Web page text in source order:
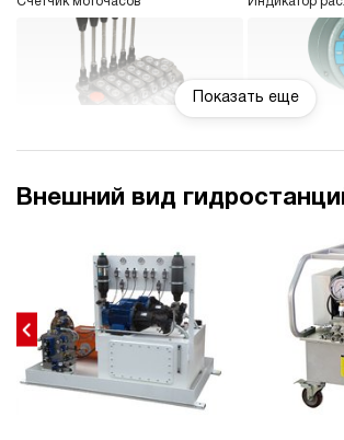
Фильтр напорный с индикатором
загрязнения
Регулятор
Реле давления
Показать еще
Внешний вид